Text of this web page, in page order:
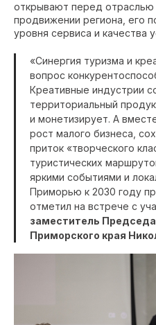
открывают перед отраслью
продвижении региона, его
уровня сервиса и качества
«Синергия туризма и
вопрос
Креативные индустрии
территориальный
и монетизирует. А
рост малого бизнеса,
приток «творческого
туристических
яркими событиями и
Приморью к 2030 году
отметил на встрече с
заместитель
Приморского края